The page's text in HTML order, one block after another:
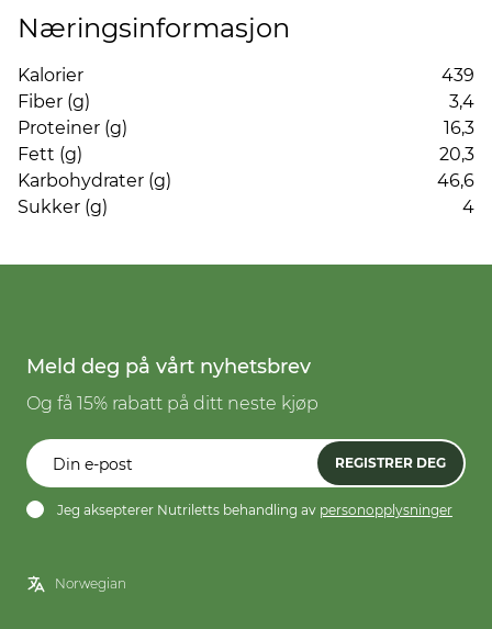
Næringsinformasjon
Kalorier
439
Fiber (g)
3,4
Proteiner (g)
16,3
Fett (g)
20,3
Karbohydrater (g)
46,6
Sukker (g)
4
Meld deg på vårt nyhetsbrev
Og få 15% rabatt på ditt neste kjøp
REGISTRER DEG
Jeg aksepterer Nutriletts behandling av personopplysninger